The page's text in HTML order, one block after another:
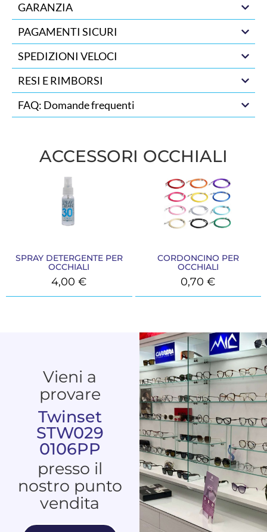
GARANZIA
PAGAMENTI SICURI
SPEDIZIONI VELOCI
RESI E RIMBORSI
FAQ: Domande frequenti
ACCESSORI OCCHIALI
SPRAY DETERGENTE PER
OCCHIALI
4,00€
CORDONCINO PER
OCCHIALI
0,70€
Vieni a
provare
Twinset
STW029
0106PP
presso il
nostro punto
vendita